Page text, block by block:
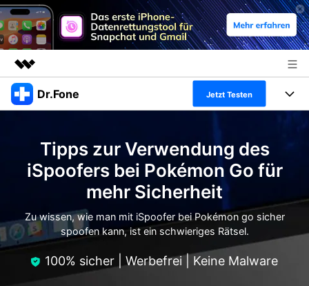
Top-Produkte
Dienstprogramme
Überblick
Lösungen
Über uns
Shop
Support
Dr.Fone Jetzt Testen
Alles-in-einem-Toolkit
Weitere Tools und Apps
Full Toolkit anzeigen >
Lösungen
Entdecken Sie weitere Dr.Fone-Lösungen
Lernen und Unterstützung
Ressourcen & Lernen
Hilfe und Unterstützung erhalten
Android 16 FRP-Umgehung
DOWNLOAD
Tipps zur Verwendung des
iSpoofers bei Pokémon Go für
mehr Sicherheit
Zu wissen, wie man mit iSpoofer bei Pokémon go sicher
spoofen kann, ist ein schwieriges Rätsel.
100% sicher | Werbefrei | Keine Malware